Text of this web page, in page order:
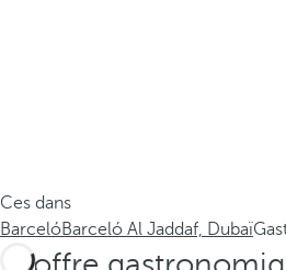
Ces dans
BarcelóBarceló Al Jaddaf, Dubaï